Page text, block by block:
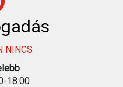
NINCS
18:00